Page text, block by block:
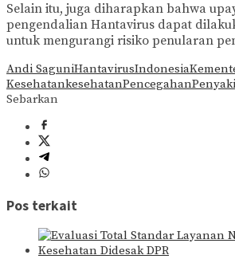
Selain itu, juga diharapkan bahwa
pengendalian Hantavirus dapat
untuk mengurangi risiko penularan
Andi SaguniHantavirusIndonesia
KesehatankesehatanPencegahan
Sebarkan
Pos terkait